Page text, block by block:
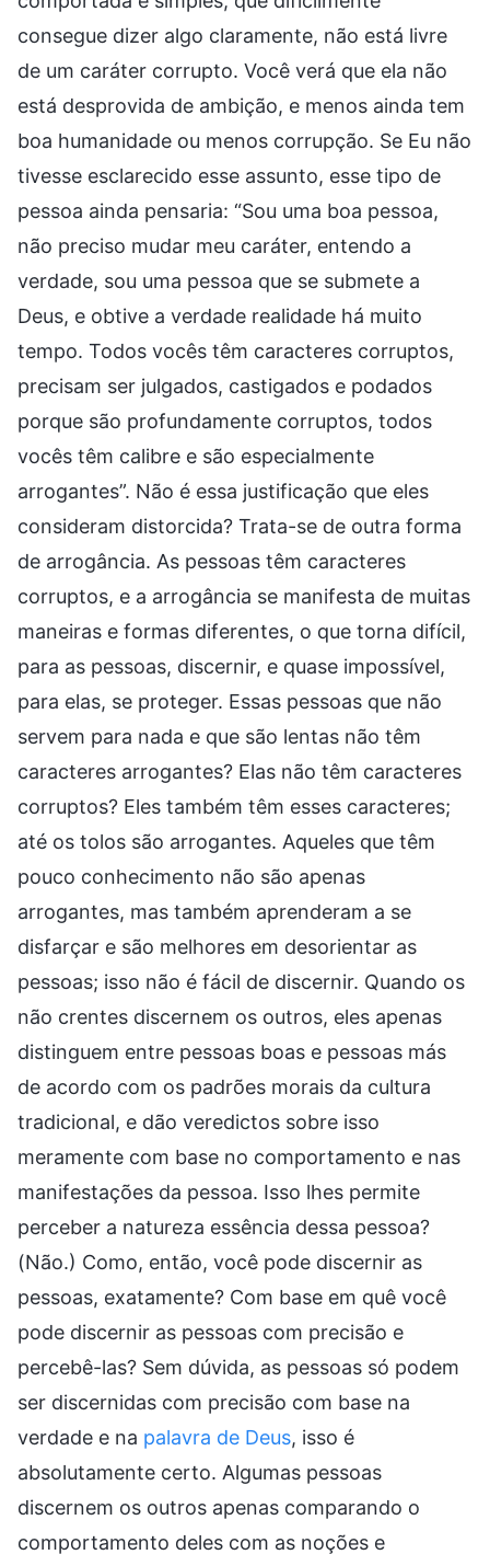
palavra de Deus, isso é
absolutamente certo. Algumas pessoas
discernem os outros apenas comparando o
comportamento deles com as noções e